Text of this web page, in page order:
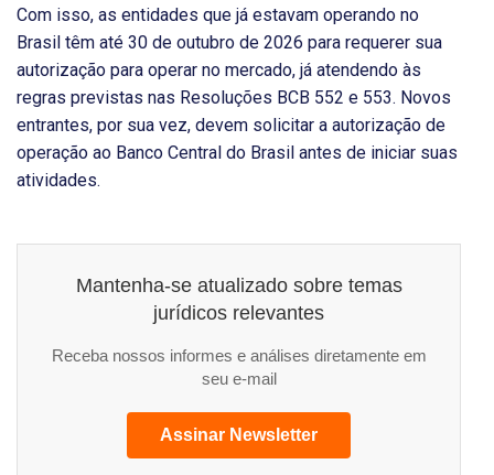
Com isso, as entidades que já estavam operando no
Brasil têm até 30 de outubro de 2026 para requerer sua
autorização para operar no mercado, já atendendo às
regras previstas nas Resoluções BCB 552 e 553. Novos
entrantes, por sua vez, devem solicitar a autorização de
operação ao Banco Central do Brasil antes de iniciar suas
atividades.
Mantenha-se atualizado sobre temas
jurídicos relevantes
Receba nossos informes e análises diretamente em
seu e-mail
Assinar Newsletter